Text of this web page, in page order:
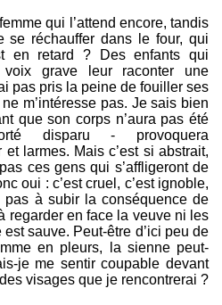
qui l’attend encore, tandis
se réchauffer dans le four, qui
en retard ? Des enfants qui
voix grave leur raconter une
pas pris la peine de fouiller ses
m’intéresse pas. Je sais bien
que son corps n’aura pas été
disparu - provoquera
larmes. Mais c’est si abstrait,
ces gens qui s’affligeront de
oui : c’est cruel, c’est ignoble,
pas à subir la conséquence de
regarder en face la veuve ni les
sauve. Peut-être d’ici peu de
en pleurs, la sienne peut-
je me sentir coupable devant
visages que je rencontrerai ?